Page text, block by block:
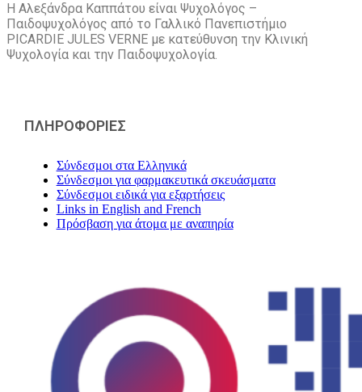
Η Αλεξάνδρα Καππάτου είναι Ψυχολόγος –
Παιδοψυχολόγος από το Γαλλικό Πανεπιστήμιο
PICARDIE JULES VERNE με κατεύθυνση την Kλινική
Ψυχολογία και την Παιδοψυχολογία.
ΠΛΗΡΟΦΟΡΙΕΣ
Σύνδεσμοι στα Ελληνικά
Σύνδεσμοι για φαρμακευτικά σκευάσματα
Σύνδεσμοι ειδικά για εξαρτήσεις
Links in English and French
Πρόσβαση για άτομα με αναπηρία